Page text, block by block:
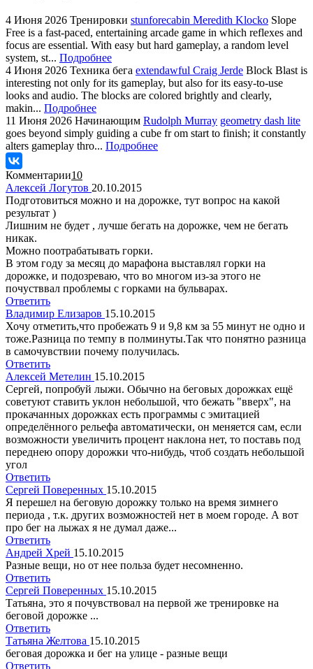
4 Июня 2026 Тренировки stunforecabin Meredith Klocko Slope
Free is a fast-paced, entertaining arcade game in which reflexes and
focus are essential. With easy but hard gameplay, a random level
system, st... Подробнее
4 Июня 2026 Техника бега extendawful Craig Jerde Block Blast is
interesting not only for its gameplay, but also for its easy-to-use
looks and audio. The blocks are colored brightly and clearly,
makin... Подробнее
11 Июня 2026 Начинающим Rudolph Murray geometry dash lite
goes beyond simply guiding a cube fr om start to finish; it constantly
alters gameplay thro... Подробнее
Комментарии10
Алексей Логутов 20.10.2015
Подготовиться можно и на дорожке, тут вопрос на какой
результат )
Лишним не будет , лучше бегать на дорожке, чем не бегать
никак.
Можно поотрабатывать горки.
В этом году за месяц до марафона выставлял горки на
дорожке, и подозреваю, что во многом из-за этого не
почустввал проблемы с горками на бульварах.
Ответить
Владимир Елизаров 15.10.2015
Хочу отметить,что пробежать 9 и 9,8 км за 55 минут не одно и
тоже.Разница по темпу в полминуты.Так что понятно разница
в самочувствии почему получилась.
Ответить
Алексей Метелин 15.10.2015
Сергей, попробуй лыжи. Обычно на беговых дорожках ещё
советуют ставить уклон небольшой, что бежать "вверх", на
прокачанных дорожках есть программы с эмитацией
определённого рельефа автоматически, он меняется сам, если
возможности увеличить процент наклона нет, то поставь под
переднею опору дорожки что-нибудь, чтоб создать небольшой
угол
Ответить
Сергей Поверенных 15.10.2015
Я перешел на беговую дорожку только на время зимнего
периода , т.к. других возможностей нет в моем городе. А вот
про бег на лыжах я не думал даже...
Ответить
Андрей Хрей 15.10.2015
Разные вещи, но от нее польза будет несомненно.
Ответить
Сергей Поверенных 15.10.2015
Татьяна, это я почувствовал на первой же тренировке на
беговой дорожке ...
Ответить
Татьяна Желтова 15.10.2015
беговая дорожка и бег на улице - разные вещи
Ответить